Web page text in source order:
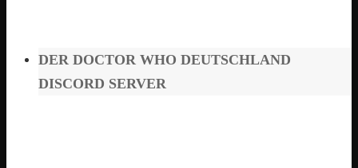
DER DOCTOR WHO DEUTSCHLAND
DISCORD SERVER